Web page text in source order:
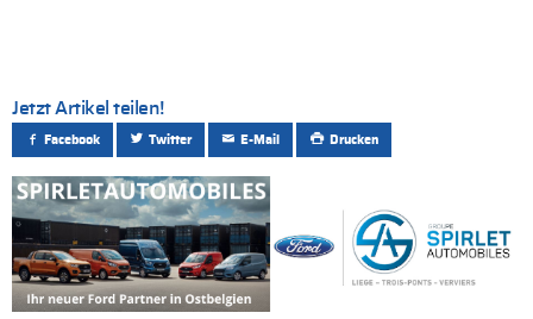
Jetzt Artikel teilen!
Facebook Twitter E-Mail Drucken